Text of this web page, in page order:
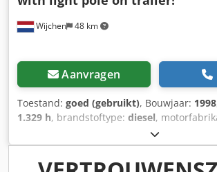
Wijchen 48 km
Aanvragen
Toestand: goed (gebruikt), Bouwjaar: 1998
1.329 h, brandstoftype: diesel,
Toepassingsdoel: Bouw Aandrijving: Wiel
3.380 kg Aantal eigenaren: 1 Technische
Optische staat: goed Land van productie: